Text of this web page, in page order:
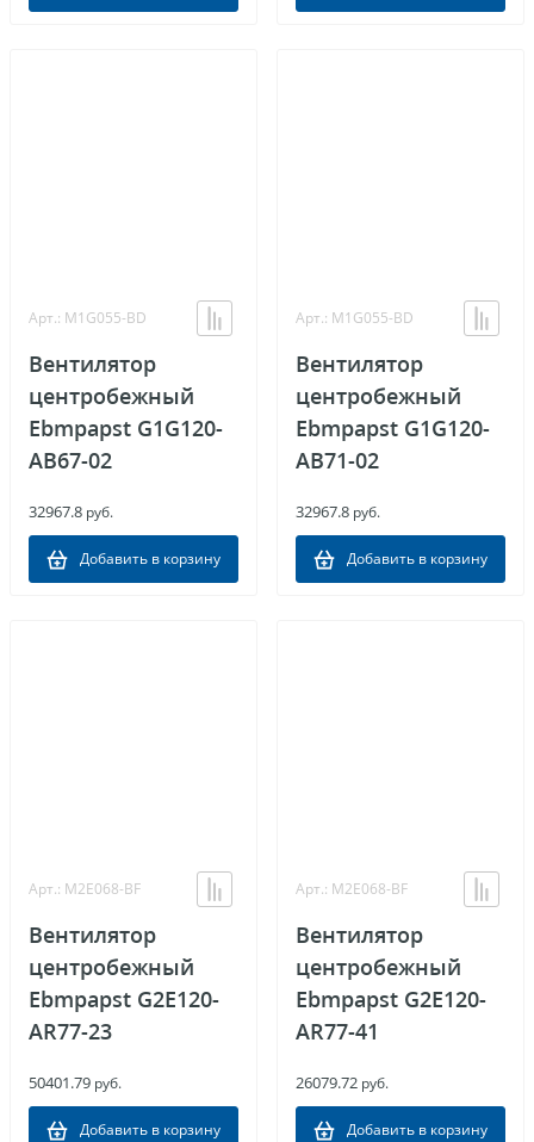
Арт.: M1G055-BD
Вентилятор
центробежный
Ebmpapst G1G120-
AB67-02
32967.8 руб.
Добавить в корзину
Арт.: M1G055-BD
Вентилятор
центробежный
Ebmpapst G1G120-
AB71-02
32967.8 руб.
Добавить в корзину
Арт.: M2E068-BF
Вентилятор
центробежный
Ebmpapst G2E120-
AR77-23
50401.79 руб.
Добавить в корзину
Арт.: M2E068-BF
Вентилятор
центробежный
Ebmpapst G2E120-
AR77-41
26079.72 руб.
Добавить в корзину